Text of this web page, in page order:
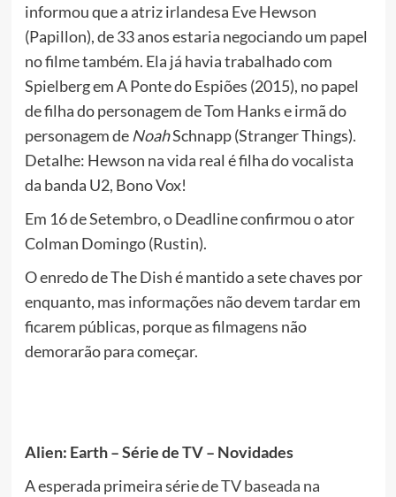
informou que a atriz irlandesa Eve Hewson
(Papillon), de 33 anos estaria negociando um papel
no filme também. Ela já havia trabalhado com
Spielberg em A Ponte do Espiões (2015), no papel
de filha do personagem de Tom Hanks e irmã do
personagem de NoahSchnapp (Stranger Things).
Detalhe: Hewson na vida real é filha do vocalista
da banda U2, Bono Vox!
Em 16 de Setembro, o Deadline confirmou o ator
Colman Domingo (Rustin).
O enredo de The Dish é mantido a sete chaves por
enquanto, mas informações não devem tardar em
ficarem públicas, porque as filmagens não
demorarão para começar.
Alien: Earth – Série de TV – Novidades
A esperada primeira série deTV baseada na